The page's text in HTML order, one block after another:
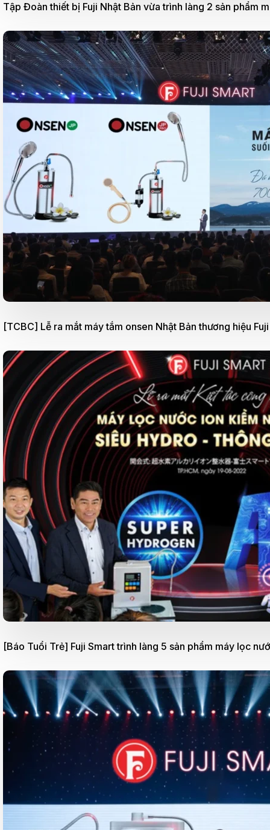
Tập Đoàn thiết bị Fuji Nhật Bản vừa trình làng 2 sản phẩm
[TCBC] Lễ ra mắt máy tắm onsen Nhật Bản thương hiệu
[Báo Tuổi Trẻ] Fuji Smart trình làng 5 sản phẩm máy lọc